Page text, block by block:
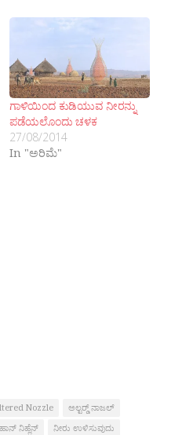
ಗಾಳಿಯಿಂದ ಕುಡಿಯುವ ನೀರನ್ನು
ಪಡೆಯಲೊಂದು ಚಳಕ
27/08/2014
In "ಅರಿಮೆ"
Nozzle
ಅಲ್ಟರ‍್ಡ್ ನಾಜಲ್
ನಿಹ್ಲೆನ್
ನೀರು ಉಳಿಸುವುದು